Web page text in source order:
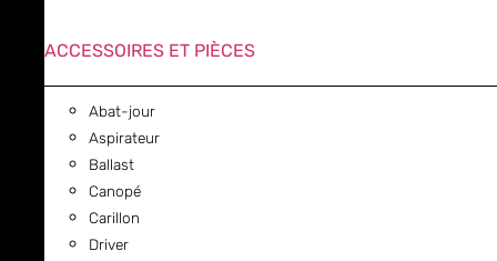
ACCESSOIRES ET PIÈCES
Abat-jour
Aspirateur
Ballast
Canopé
Carillon
Driver